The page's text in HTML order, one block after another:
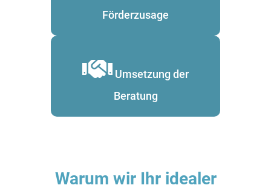
Förderzusage
Umsetzung der
Beratung
Warum wir Ihr idealer